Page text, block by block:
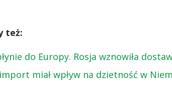
też:
do Europy. Rosja wznowiła
miał wpływ na dzietność w